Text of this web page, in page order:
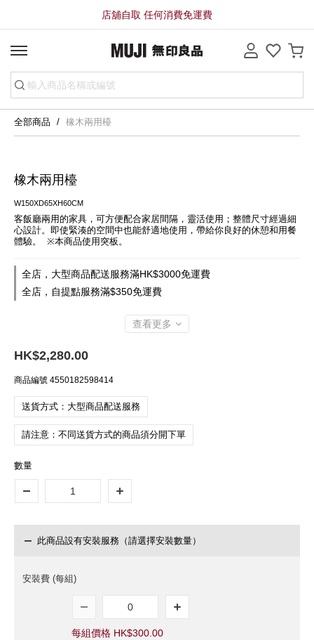
店舖自取 任何消費免運費
全部商品 橡木兩用檯
橡木兩用檯
W150XD65XH60CM
客飯廳兩用的家具，可方便配合家居間隔，靈活使用；整體尺寸經過細
心設計。即使緊湊的空間中也能舒適地使用，帶給你良好的休憩和用餐
體驗。  ※本商品使用突板。
全店，大型商品配送服務滿HK$3000免運費
全店，自提點服務滿$350免運費
查看更多
HK$2,280.00
商品編號 4550182598414
送貨方式：大型商品配送服務
請注意：不同送貨方式的商品須分開下單
數量
此商品設有安裝服務（請選擇安裝數量）
安裝費 (每組)
每組價格 HK$300.00